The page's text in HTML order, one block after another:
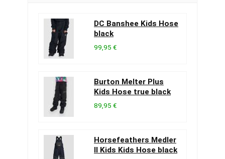
DC Banshee Kids Hose
black
99,95 €
Burton Melter Plus
Kids Hose true black
89,95 €
Horsefeathers Medler
II Kids Kids Hose black